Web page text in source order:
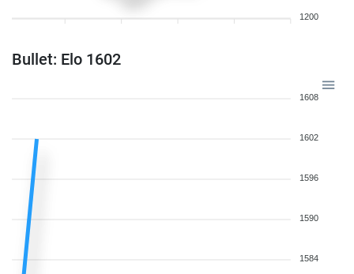
1200
Bullet: Elo 1602
1608
1602
1596
1590
1584